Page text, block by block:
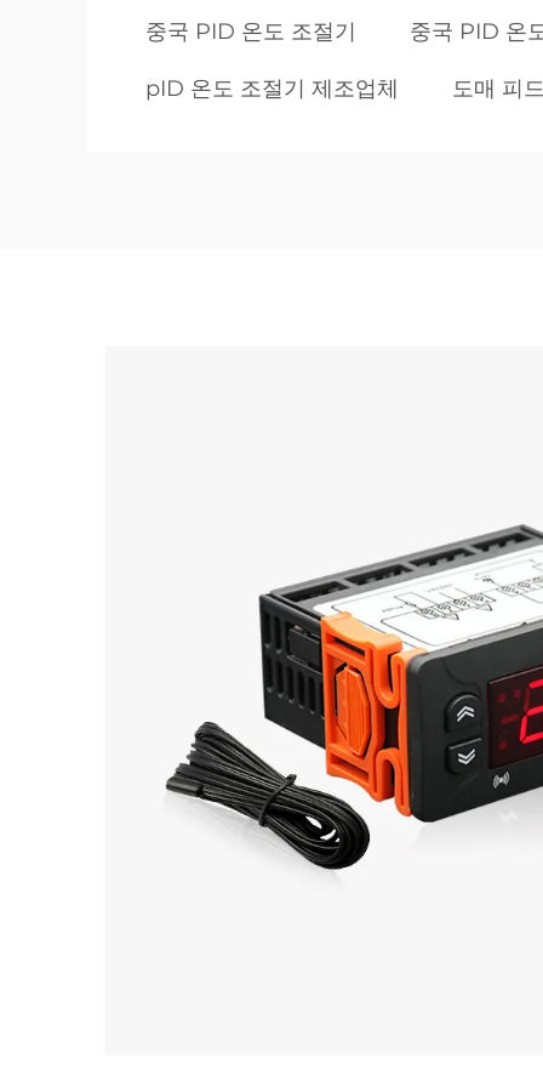
중국 PID 온도 조절기 중국 PID 온
pID 온도 조절기 제조업체 도매 피